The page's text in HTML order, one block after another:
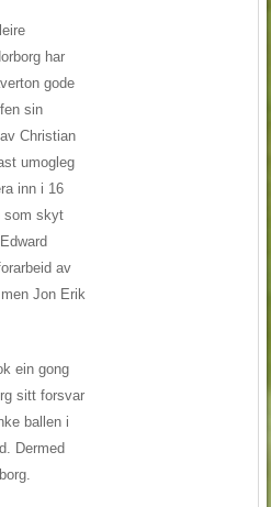
har
gode
sin
Christian
umogleg
inn i 16
som skyt
av
Jon Erik
ein gong
sitt forsvar
ballen i
Dermed